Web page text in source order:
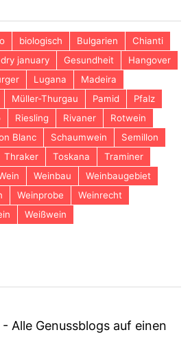
biologisch Bulgarien
Chianti
dry january Gesundheit
Hangover
Lugana
Madeira
Müller-Thurgau Pamid
Pfalz
Riesling Rivaner
Rotwein
Blanc Schaumwein
Semillon
Thraker Toskana
Traminer
Weinbau
Weinbaugebiet
Weinprobe
Weinrecht
Weißwein